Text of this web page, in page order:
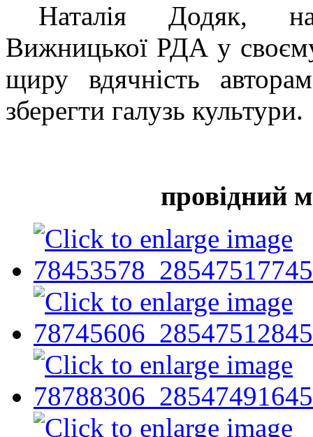
Наталія Додяк,
Вижницької РДА у
щиру вдячність
зберегти галузь культури.
провідний